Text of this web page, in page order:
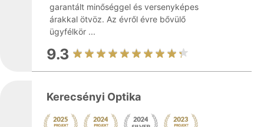
garantált minőséggel és versenyképes
árakkal ötvöz. Az évről évre bővülő
ügyfélkör ...
9.3
Kerecsényi Optika